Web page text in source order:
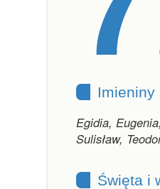
Imieniny
Egidia,
Sulisław,
Święta i